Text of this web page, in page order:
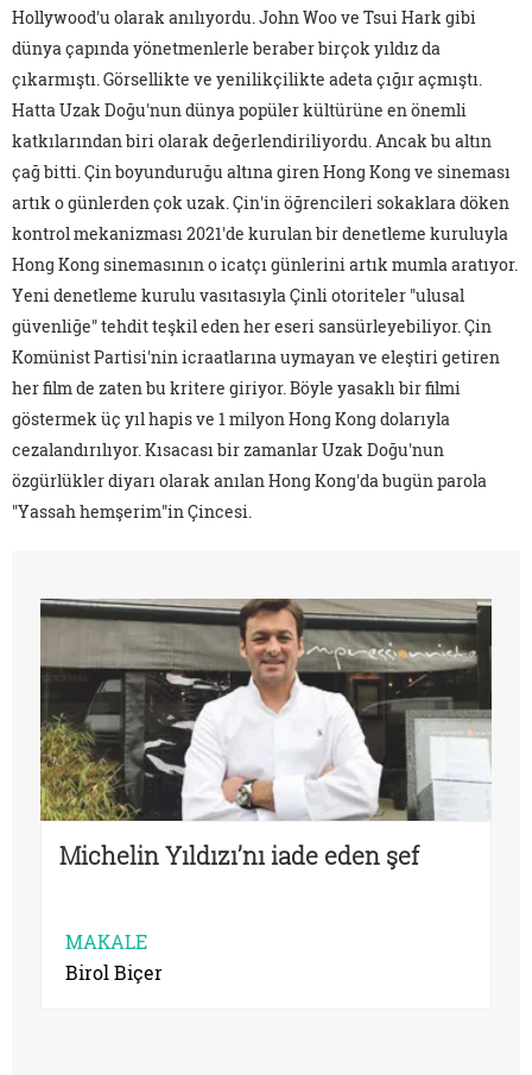
Hollywood'u olarak anılıyordu. John Woo ve Tsui Hark gibi
dünya çapında yönetmenlerle beraber birçok yıldız da
çıkarmıştı. Görsellikte ve yenilikçilikte adeta çığır açmıştı.
Hatta Uzak Doğu'nun dünya popüler kültürüne en önemli
katkılarından biri olarak değerlendiriliyordu. Ancak bu altın
çağ bitti. Çin boyunduruğu altına giren Hong Kong ve sineması
artık o günlerden çok uzak. Çin'in öğrencileri sokaklara döken
kontrol mekanizması 2021'de kurulan bir denetleme kuruluyla
Hong Kong sinemasının o icatçı günlerini artık mumla aratıyor.
Yeni denetleme kurulu vasıtasıyla Çinli otoriteler "ulusal
güvenliğe" tehdit teşkil eden her eseri sansürleyebiliyor. Çin
Komünist Partisi'nin icraatlarına uymayan ve eleştiri getiren
her film de zaten bu kritere giriyor. Böyle yasaklı bir filmi
göstermek üç yıl hapis ve 1 milyon Hong Kong dolarıyla
cezalandırılıyor. Kısacası bir zamanlar Uzak Doğu'nun
özgürlükler diyarı olarak anılan Hong Kong'da bugün parola
"Yassah hemşerim"in Çincesi.
Michelin Yıldızı’nı iade eden şef
MAKALE
Birol Biçer